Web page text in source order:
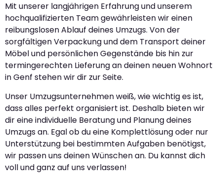
Mit unserer langjährigen Erfahrung und unserem
hochqualifizierten Team gewährleisten wir einen
reibungslosen Ablauf deines Umzugs. Von der
sorgfältigen Verpackung und dem Transport deiner
Möbel und persönlichen Gegenstände bis hin zur
termingerechten Lieferung an deinen neuen Wohnort
in Genf stehen wir dir zur Seite.
Unser Umzugsunternehmen weiß, wie wichtig es ist,
dass alles perfekt organisiert ist. Deshalb bieten wir
dir eine individuelle Beratung und Planung deines
Umzugs an. Egal ob du eine Komplettlösung oder nur
Unterstützung bei bestimmten Aufgaben benötigst,
wir passen uns deinen Wünschen an. Du kannst dich
voll und ganz auf uns verlassen!